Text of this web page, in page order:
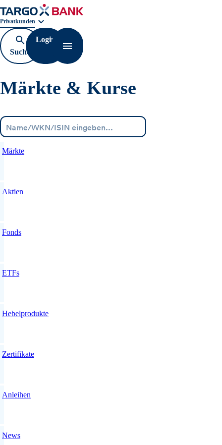
Geschäftsbereichnavigation. Aktuelle Auswahl:
Privatkunden
Suche
öffnen
Login
Navigation öffnen
Märkte & Kurse
Märkte
Aktien
Fonds
ETFs
Hebelprodukte
Zertifikate
Anleihen
News